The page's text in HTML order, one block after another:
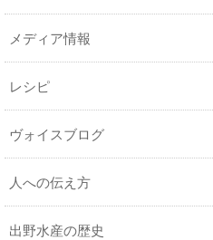
メディア情報
レシピ
ヴォイスブログ
人への伝え方
出野水産の歴史